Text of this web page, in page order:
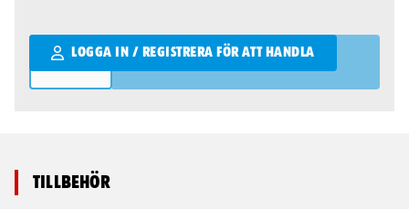
LOGGA IN / REGISTRERA FÖR ATT HANDLA
Qantity
Tillbehör